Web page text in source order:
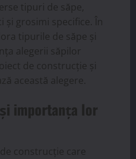
tipuri de săpe,
și grosimi specifice. În
tipurile de săpe și
alegerii săpilor
de construcție și
această alegere.
importanța lor
construcție care